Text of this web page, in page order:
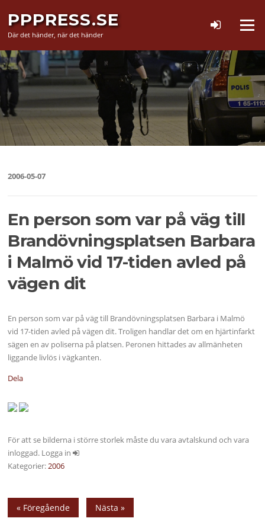
innehåll
PPPRESS.SE
Där det händer, när det händer
Meny
2006-05-07
En person som var på väg till
Brandövningsplatsen Barbara
i Malmö vid 17-tiden avled på
vägen dit
En person som var på väg till Brandövningsplatsen Barbara i Malmö
vid 17-tiden avled på vägen dit. Troligen handlar det om en hjärtinfarkt
sägen en av poliserna på platsen. Peronen hittades av allmänheten
liggande livlös i vägkanten.
Dela
För att se bilderna i större storlek måste du vara avtalskund och vara
inloggad. Logga in
Kategorier:2006
« Föregående Nästa »